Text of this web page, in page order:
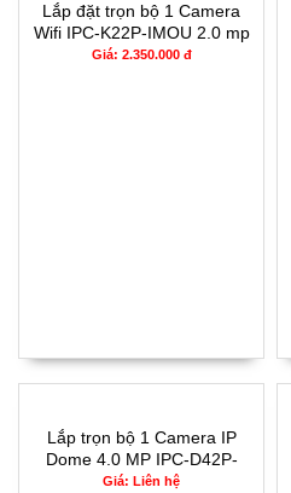
Lắp đặt trọn bộ 1 Camera
Wifi IPC-K22P-IMOU 2.0 mp
Giá: 2.350.000 đ
Lắp trọn bộ 1 Camera IP
Dome 4.0 MP IPC-D42P-
IMOU
Giá: Liên hệ